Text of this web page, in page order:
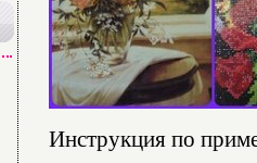
Инструкция по